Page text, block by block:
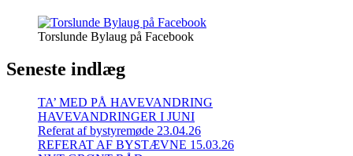
Torslunde Bylaug på Facebook
Seneste indlæg
TA’ MED PÅ HAVEVANDRING
HAVEVANDRINGER I JUNI
Referat af bystyremøde 23.04.26
REFERAT AF BYSTÆVNE 15.03.26